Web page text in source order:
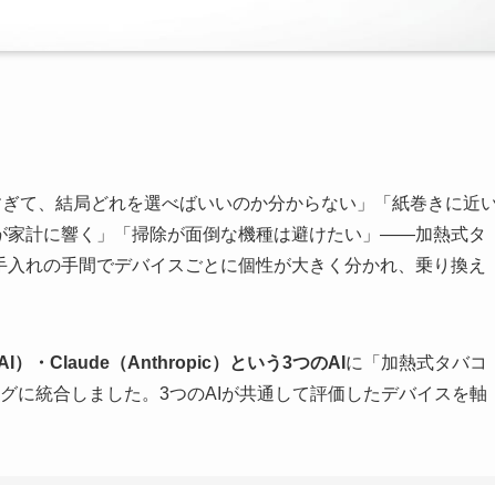
て、結局どれを選べばいいのか分からない」「紙巻きに近
家計に響く」「掃除が面倒な機種は避けたい」——加熱式タ
れの手間でデバイスごとに個性が大きく分かれ、乗り換え
）・Claude（Anthropic）という3つのAI に「加熱式タバコ
に統合しました。3つのAIが共通して評価したデバイスを軸